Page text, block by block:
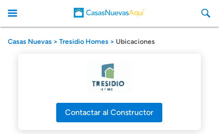
CasasNuevasAqui
Casas Nuevas Tresidio Homes Ubicaciones
Contactar al Constructor